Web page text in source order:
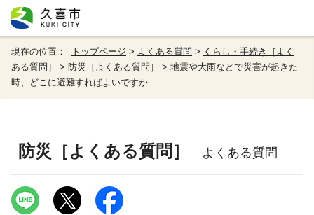
現在の位置： トップページ > よくある質問 > くらし・手続き［よく
ある質問］
> 防災［よくある質問］
> 地震や大雨などで災害が起きた
時、どこに避難すればよいですか
防災［よくある質問］ よくある質問